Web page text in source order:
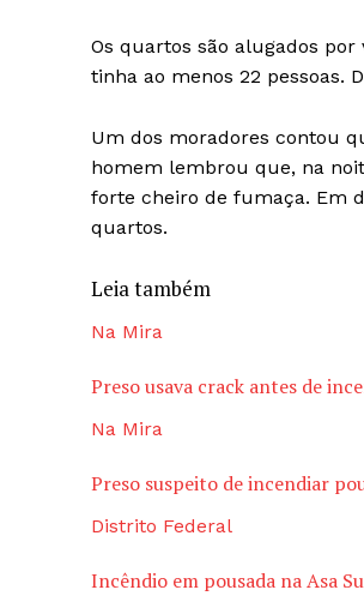
Os quartos são alugados
tinha ao menos 22 pessoas.
Um dos moradores contou
homem lembrou que, na
forte cheiro de fumaça. Em
quartos.
Leia também
Na Mira
Preso usava crack antes de
Na Mira
Preso suspeito de incendiar
Distrito Federal
Incêndio em pousada na Asa